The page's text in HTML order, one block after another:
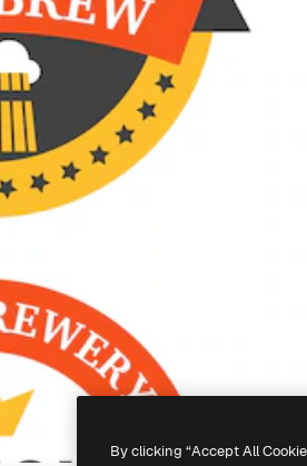
By clicking “Accept All